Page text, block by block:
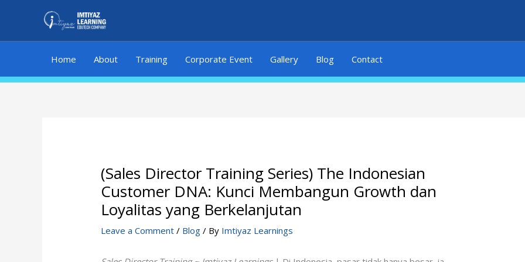
Home About Training Corporate Event Gallery Blog Contact
(Sales Director Training Series) The Indonesian
Customer DNA: Kunci Membangun Growth dan
Loyalitas yang Berkelanjutan
Leave a Comment / Blog / By Imtiyaz Learnings